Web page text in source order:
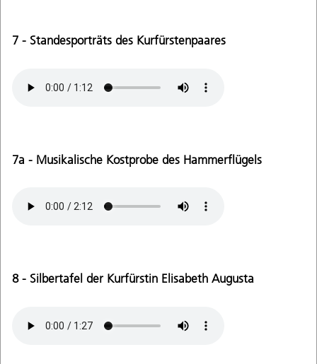
7 - Standesporträts des Kurfürstenpaares
7a - Musikalische Kostprobe des Hammerflügels
8 - Silbertafel der Kurfürstin Elisabeth Augusta